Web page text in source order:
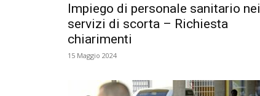
Impiego di personale sanitario nei
servizi di scorta – Richiesta
chiarimenti
15 Maggio 2024